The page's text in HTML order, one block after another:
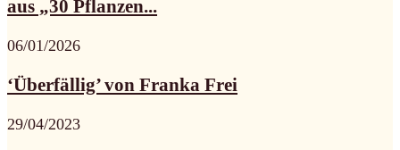
aus „30 Pflanzen...
06/01/2026
‘Überfällig’ von Franka Frei
29/04/2023